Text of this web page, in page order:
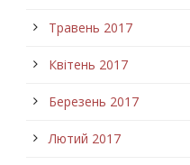
Травень 2017
Квітень 2017
Березень 2017
Лютий 2017